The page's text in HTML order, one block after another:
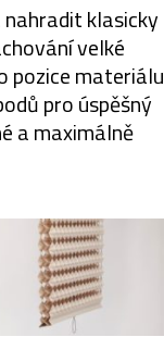
klasicky
velké
pozice materiálu
pro úspěšný
a maximálně